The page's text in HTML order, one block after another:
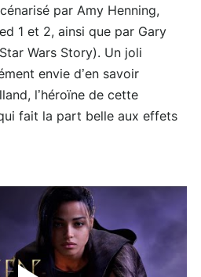
par Amy Henning,
1 et 2, ainsi que par Gary
Wars Story). Un joli
envie d’en savoir
l’héroïne de cette
fait la part belle aux effets